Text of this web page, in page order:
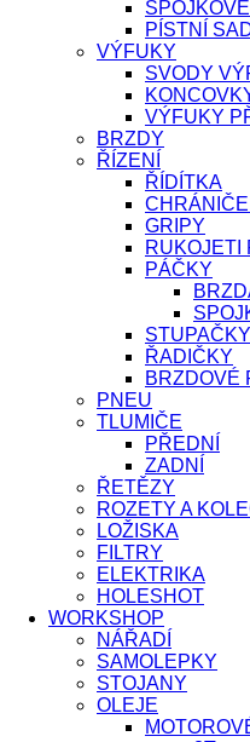
PÍSTNÍ
VÝFUKY
SVODY
VÝFUKY
BRZDY
ŘÍZENÍ
ŘÍDÍTKA
GRIPY
RUKOJETI
PÁČKY
STUPAČKY
ŘADIČKY
BRZDOVÉ
PNEU
TLUMIČE
PŘEDNÍ
ZADNÍ
ŘETĚZY
ROZETY A
LOŽISKA
FILTRY
ELEKTRIKA
HOLESHOT
WORKSHOP
NÁŘADÍ
SAMOLEPKY
STOJANY
OLEJE